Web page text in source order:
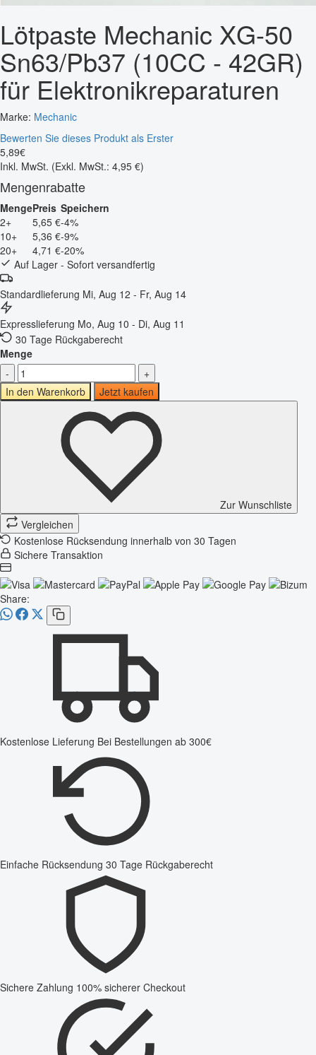
Lötpaste Mechanic XG-50
Sn63/Pb37 (10CC - 42GR)
für Elektronikreparaturen
Marke: Mechanic
Bewerten Sie dieses Produkt als Erster
5,89€
Inkl. MwSt. (Exkl. MwSt.: 4,95 €)
Mengenrabatte
MengePreis Speichern
2+
5,65 €-4%
10+
5,36 €-9%
20+
4,71 €-20%
Auf Lager - Sofort versandfertig
Standardlieferung Mi, Aug 12 - Fr, Aug 14
Expresslieferung Mo, Aug 10 - Di, Aug 11
30 Tage Rückgaberecht
Menge
-
+
In den Warenkorb
Jetzt kaufen
Zur Wunschliste
Vergleichen
Kostenlose Rücksendung innerhalb von 30 Tagen
Sichere Transaktion
Share:
Kostenlose Lieferung Bei Bestellungen ab 300€
Einfache Rücksendung 30 Tage Rückgaberecht
Sichere Zahlung 100% sicherer Checkout